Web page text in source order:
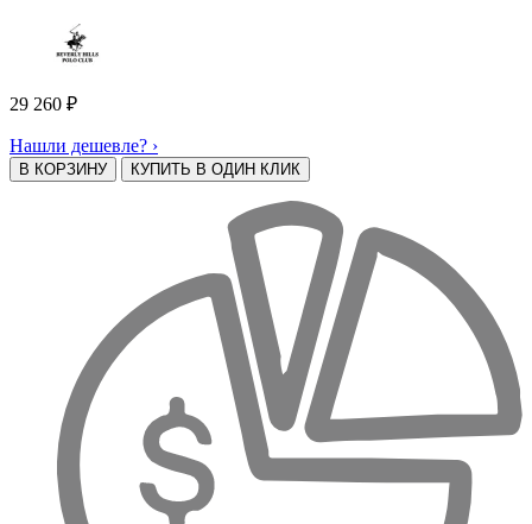
29 260 ₽
Нашли дешевле? ›
В КОРЗИНУ КУПИТЬ В ОДИН КЛИК